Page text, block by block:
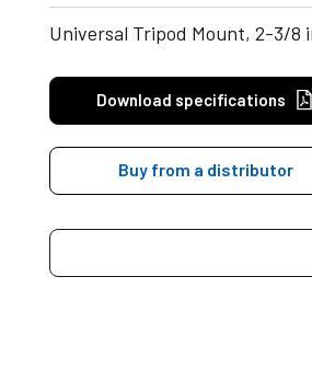
Universal Tripod Mount, 2-3/8
Download specifications
Buy from a distributor